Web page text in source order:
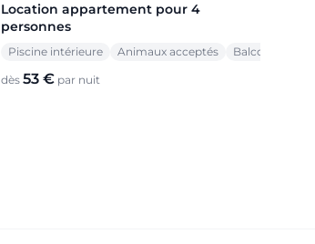
Location appartement pour 4
personnes
Piscine intérieure Animaux acceptés Balcon
dès 53 € par nuit